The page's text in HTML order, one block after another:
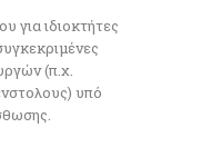
για ιδιοκτήτες
(π.χ.
υπό